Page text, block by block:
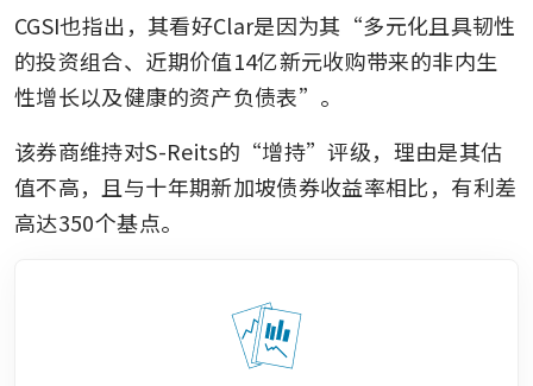
CGSI也指出，其看好Clar是因为其“多元化且具韧性
的投资组合、近期价值14亿新元收购带来的非内生
性增长以及健康的资产负债表”。
该券商维持对S-Reits的“增持”评级，理由是其估
值不高，且与十年期新加坡债券收益率相比，有利差
高达350个基点。